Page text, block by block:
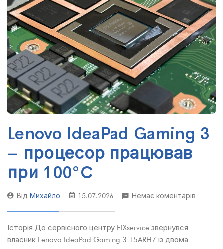
Lenovo IdeaPad Gaming 3
– процесор працював
при 100°C
Від Михайло 15.07.2026 Немає коментарів
Історія До сервісного центру FIXservice звернувся
власник Lenovo IdeaPad Gaming 3 15ARH7 із двома